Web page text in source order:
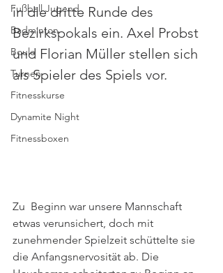
Fußball Jugend
Badminton
Boule
Turnen
Fitnesskurse
Dynamite Night
Fitnessboxen
in die dritte Runde des
Bezirkspokals ein. Axel Probst
und Florian Müller stellen sich
als Spieler des Spiels vor.
Zu  Beginn war unsere Mannschaft
etwas verunsichert, doch mit
zunehmender Spielzeit schüttelte sie
die Anfangsnervosität ab. Die